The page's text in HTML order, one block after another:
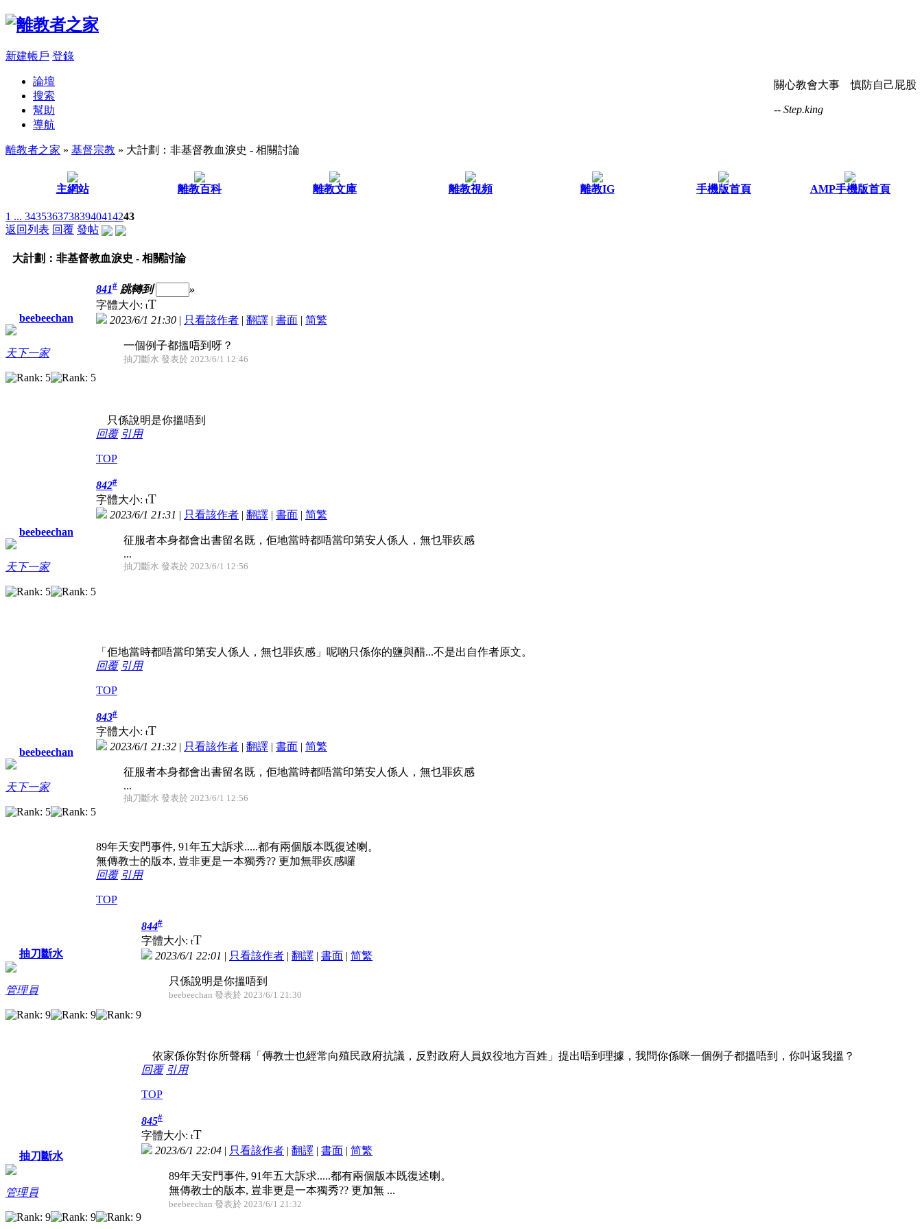
新建帳戶 登錄
關心教會大事 慎防自己屁股
-- Step.king
論壇
搜索
幫助
導航
離教者之家 » 基督宗教 » 大計劃：非基督教血淚史 - 相關討論
主網站 離教百科 離教文庫 離教視頻 離教IG 手機版首頁 AMP手機版首頁
1 ... 34353637383940414243
返回列表 回覆 發帖
大計劃：非基督教血淚史 - 相關討論
beebeechan
天下一家
841# 跳轉到
»
字體大小: tT
2023/6/1 21:30 | 只看該作者 | 翻譯 | 書面 | 简繁
一個例子都搵唔到呀？
抽刀斷水 發表於 2023/6/1 12:46
只係說明是你搵唔到
回覆 引用
TOP
beebeechan
天下一家
842#
字體大小: tT
2023/6/1 21:31 | 只看該作者 | 翻譯 | 書面 | 简繁
征服者本身都會出書留名既，佢地當時都唔當印第安人係人，無乜罪疚感
...
抽刀斷水 發表於 2023/6/1 12:56
「佢地當時都唔當印第安人係人，無乜罪疚感」呢啲只係你的鹽與醋...不是出自作者原文。
回覆 引用
TOP
beebeechan
天下一家
843#
字體大小: tT
2023/6/1 21:32 | 只看該作者 | 翻譯 | 書面 | 简繁
征服者本身都會出書留名既，佢地當時都唔當印第安人係人，無乜罪疚感
...
抽刀斷水 發表於 2023/6/1 12:56
89年天安門事件, 91年五大訴求.....都有兩個版本既復述喇。
無傳教士的版本, 豈非更是一本獨秀?? 更加無罪疚感囉
回覆 引用
TOP
抽刀斷水
管理員
844#
字體大小: tT
2023/6/1 22:01 | 只看該作者 | 翻譯 | 書面 | 简繁
只係說明是你搵唔到
beebeechan 發表於 2023/6/1 21:30
依家係你對你所聲稱「傳教士也經常向殖民政府抗議，反對政府人員奴役地方百姓」提出唔到理據，我問你係咪一個例子都搵唔到，你叫返我搵？
回覆 引用
TOP
抽刀斷水
管理員
845#
字體大小: tT
2023/6/1 22:04 | 只看該作者 | 翻譯 | 書面 | 简繁
89年天安門事件, 91年五大訴求.....都有兩個版本既復述喇。
無傳教士的版本, 豈非更是一本獨秀?? 更加無 ...
beebeechan 發表於 2023/6/1 21:32